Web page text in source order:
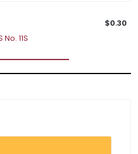
$0.30
11S